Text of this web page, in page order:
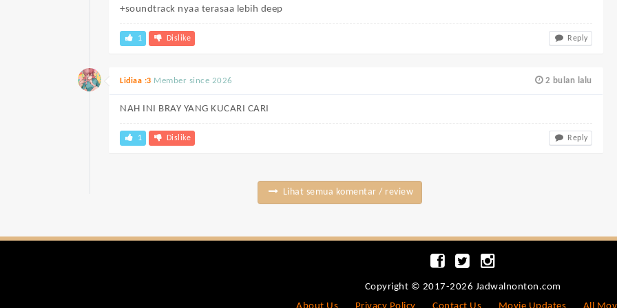
+soundtrack nyaa terasaa lebih deep
1 Dislike Reply
2 bulan lalu
Lidiaa :3 Member since 2026
NAH INI BRAY YANG KUCARI CARI
1 Dislike Reply
Lihat semua komentar / review
Copyright © 2017-2026 Jadwalnonton.com